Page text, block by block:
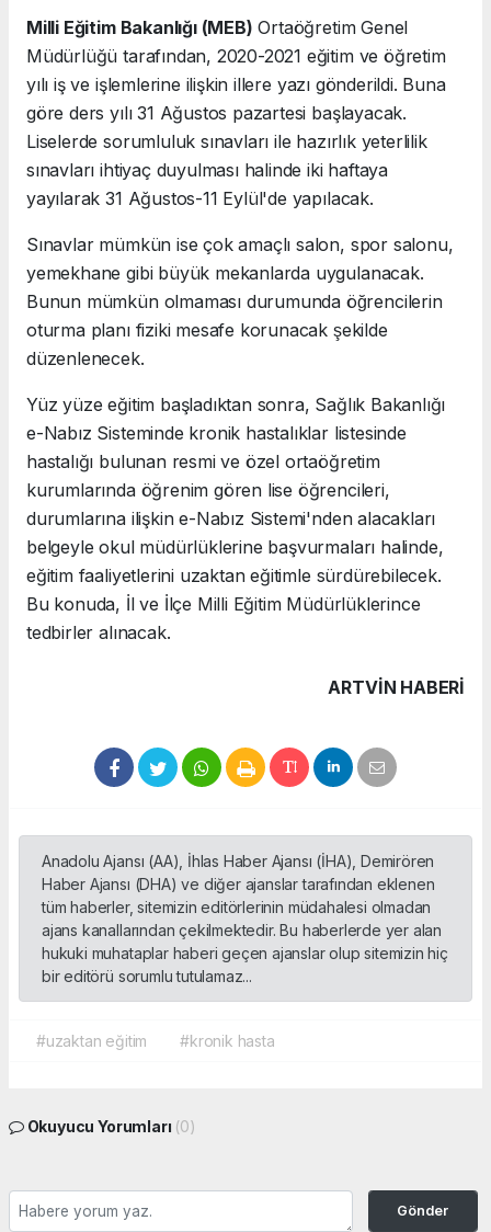
Milli Eğitim Bakanlığı (MEB) Ortaöğretim Genel
Müdürlüğü tarafından, 2020-2021 eğitim ve öğretim
yılı iş ve işlemlerine ilişkin illere yazı gönderildi. Buna
göre ders yılı 31 Ağustos pazartesi başlayacak.
Liselerde sorumluluk sınavları ile hazırlık yeterlilik
sınavları ihtiyaç duyulması halinde iki haftaya
yayılarak 31 Ağustos-11 Eylül'de yapılacak.
Sınavlar mümkün ise çok amaçlı salon, spor salonu,
yemekhane gibi büyük mekanlarda uygulanacak.
Bunun mümkün olmaması durumunda öğrencilerin
oturma planı fiziki mesafe korunacak şekilde
düzenlenecek.
Yüz yüze eğitim başladıktan sonra, Sağlık Bakanlığı
e-Nabız Sisteminde kronik hastalıklar listesinde
hastalığı bulunan resmi ve özel ortaöğretim
kurumlarında öğrenim gören lise öğrencileri,
durumlarına ilişkin e-Nabız Sistemi'nden alacakları
belgeyle okul müdürlüklerine başvurmaları halinde,
eğitim faaliyetlerini uzaktan eğitimle sürdürebilecek.
Bu konuda, İl ve İlçe Milli Eğitim Müdürlüklerince
tedbirler alınacak.
ARTVIN HABERİ
Anadolu Ajansı (AA), İhlas Haber Ajansı (İHA), Demirören
Haber Ajansı (DHA) ve diğer ajanslar tarafından eklenen
tüm haberler, sitemizin editörlerinin müdahalesi olmadan
ajans kanallarından çekilmektedir. Bu haberlerde yer alan
hukuki muhataplar haberi geçen ajanslar olup sitemizin hiç
bir editörü sorumlu tutulamaz...
#uzaktan eğitim #kronik hasta
Okuyucu Yorumları (0)
Gönder